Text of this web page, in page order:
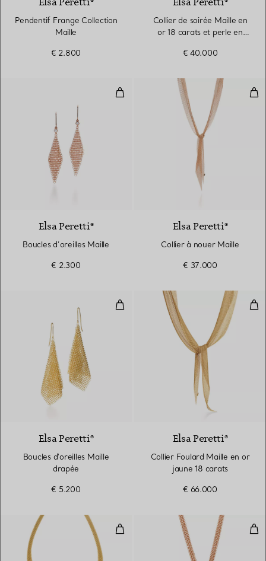
Pendentif Frange Collection
Maille
€ 2.800
Collier de soirée Maille en
or 18 carats et perle en
€ 40.000
Boucles d’oreilles Maille
Elsa Peretti®
Boucles d’oreilles Maille
€ 2.300
Elsa Peretti®
Collier à nouer Maille
€ 37.000
Boucles d'oreilles Maille drapée
Elsa Peretti®
Boucles d'oreilles Maille
drapée
€ 5.200
Elsa Peretti®
Collier Foulard Maille en or
jaune 18 carats
€ 66.000
Collier Maille